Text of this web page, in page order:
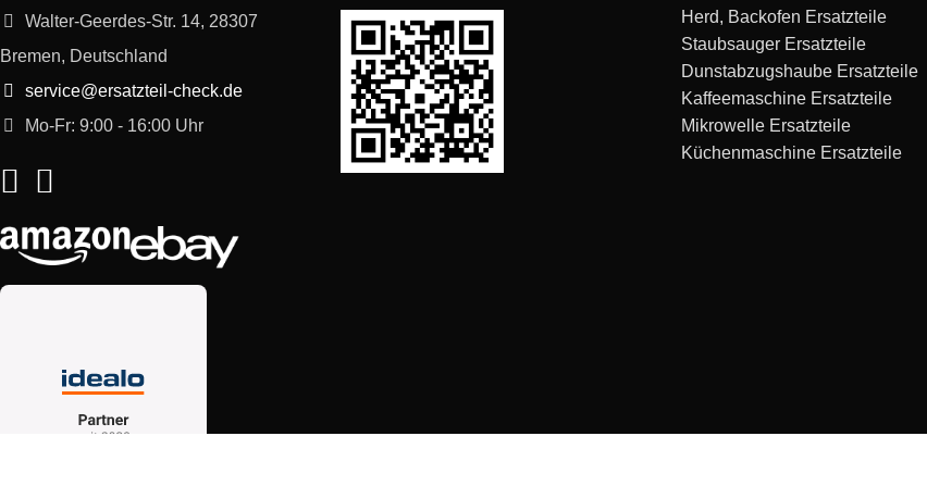
Walter-Geerdes-Str. 14, 28307
Bremen, Deutschland
service@ersatzteil-check.de
Mo-Fr: 9:00 - 16:00 Uhr
Herd, Backofen Ersatzteile
Staubsauger Ersatzteile
Dunstabzugshaube Ersatzteile
Kaffeemaschine Ersatzteile
Mikrowelle Ersatzteile
Küchenmaschine Ersatzteile